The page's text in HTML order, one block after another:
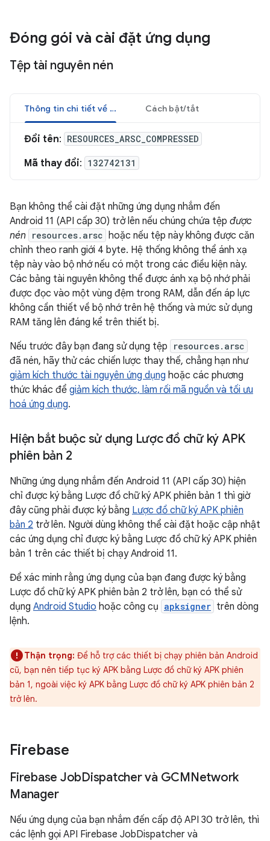
Đóng gói và cài đặt ứng dụng
Tệp tài nguyên nén
Thông tin chi tiết về nội dung thay đổi Cách bật/tắt
Đổi tên: RESOURCES_ARSC_COMPRESSED
Mã thay đổi: 132742131
Bạn không thể cài đặt những ứng dụng nhắm đến
Android 11 (API cấp 30) trở lên nếu chúng chứa tệp được
nén resources.arsc hoặc nếu tệp này không được căn
chỉnh theo ranh giới 4 byte. Hệ thống không thể ánh xạ
tệp này vào bộ nhớ nếu có một trong các điều kiện này.
Các bảng tài nguyên không thể được ánh xạ bộ nhớ phải
được đọc vào một vùng đệm trong RAM, dẫn đến áp lực
không cần thiết về bộ nhớ trên hệ thống và mức sử dụng
RAM tăng lên đáng kể trên thiết bị.
Nếu trước đây bạn đang sử dụng tệp
resources.arsc
đã nén, hãy thử các chiến lược thay thế, chẳng hạn như
giảm kích thước tài nguyên ứng dụng hoặc các phương
thức khác để giảm kích thước, làm rối mã nguồn và tối ưu
hoá ứng dụng.
Hiện bắt buộc sử dụng Lược đồ chữ ký APK
phiên bản 2
Những ứng dụng nhắm đến Android 11 (API cấp 30) hiện
chỉ được ký bằng Lược đồ chữ ký APK phiên bản 1 thì giờ
đây cũng phải được ký bằng Lược đồ chữ ký APK phiên
bản 2 trở lên. Người dùng không thể cài đặt hoặc cập nhật
các ứng dụng chỉ được ký bằng Lược đồ chữ ký APK phiên
bản 1 trên các thiết bị chạy Android 11.
Để xác minh rằng ứng dụng của bạn đang được ký bằng
Lược đồ chữ ký APK phiên bản 2 trở lên, bạn có thể sử
dụng Android Studio hoặc công cụ apksigner trên dòng
lệnh.
Thận trọng: Để hỗ trợ các thiết bị chạy phiên bản Android
cũ, bạn nên tiếp tục ký APK bằng Lược đồ chữ ký APK phiên
bản 1, ngoài việc ký APK bằng Lược đồ chữ ký APK phiên bản 2
trở lên.
Firebase
Firebase JobDispatcher và GCMNetwork
Manager
Nếu ứng dụng của bạn nhắm đến cấp độ API 30 trở lên, thì
các lệnh gọi API Firebase JobDispatcher và